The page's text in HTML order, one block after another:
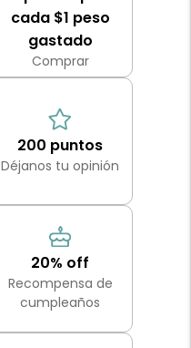
cada $1 peso
gastado
Comprar
200 puntos
Déjanos tu opinión
20% off
Recompensa de
cumpleaños